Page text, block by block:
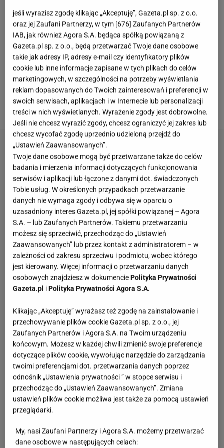
biegania w terenie, dodatkowo wzmocnione i lekkie.
Dzięki technologiom amortyzacja i trwałość nie
mają sobie równych. Są takżemniej podatne na
ścieranie . Czy dociera do was, że już za 2 miesiące
będzie wiosna? Te buty to świetna propozycja na
outdoorowy trening.Kupiszteraz, oszczędzisz
wiosną!
jeśli wyrazisz zgodę klikając „Akceptuję”, Gazeta.pl sp. z o.o.
oraz jej Zaufani Partnerzy, w tym [676] Zaufanych Partnerów
IAB, jak również Agora S.A. będąca spółką powiązaną z
Gazeta.pl sp. z o.o., będą przetwarzać Twoje dane osobowe
takie jak adresy IP, adresy e-mail czy identyfikatory plików
cookie lub inne informacje zapisane w tych plikach do celów
marketingowych, w szczególności na potrzeby wyświetlania
reklam dopasowanych do Twoich zainteresowań i preferencji w
swoich serwisach, aplikacjach i w Internecie lub personalizacji
treści w nich wyświetlanych. Wyrażenie zgody jest dobrowolne.
Jeśli nie chcesz wyrazić zgody, chcesz ograniczyć jej zakres lub
chcesz wycofać zgodę uprzednio udzieloną przejdź do
„Ustawień Zaawansowanych”.
Twoje dane osobowe mogą być przetwarzane także do celów
badania i mierzenia informacji dotyczących funkcjonowania
serwisów i aplikacji lub łączone z danymi dot. świadczonych
Tobie usług. W określonych przypadkach przetwarzanie
danych nie wymaga zgody i odbywa się w oparciu o
uzasadniony interes Gazeta.pl, jej spółki powiązanej – Agora
S.A. – lub Zaufanych Partnerów. Takiemu przetwarzaniu
możesz się sprzeciwić, przechodząc do „Ustawień
Zaawansowanych” lub przez kontakt z administratorem – w
zależności od zakresu sprzeciwu i podmiotu, wobec którego
jest kierowany. Więcej informacji o przetwarzaniu danych
osobowych znajdziesz w dokumenciePolityka Prywatności
Gazeta.pl iPolityka Prywatności Agora S.A.
Klikając „Akceptuję” wyrażasz też zgodę na zainstalowanie i
przechowywanie plików cookie Gazeta.pl sp. z o.o., jej
Zaufanych Partnerów i Agora S.A. na Twoim urządzeniu
końcowym. Możesz w każdej chwili zmienić swoje preferencje
dotyczące plików cookie, wywołując narzędzie do zarządzania
twoimi preferencjami dot. przetwarzania danych poprzez
odnośnik „Ustawienia prywatności ” w stopce serwisu i
przechodząc do „Ustawień Zaawansowanych”. Zmiana
ustawień plików cookie możliwa jest także za pomocą ustawień
przeglądarki.
My, nasi Zaufani Partnerzy i Agora S.A. możemy przetwarzać
dane osobowe w następujących celach: